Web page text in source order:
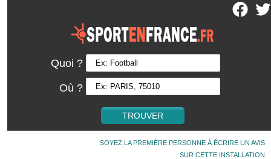
Quoi ?
Où ?
SOYEZ LA PREMIÈRE PERSONNE À ÉCRIRE UN AVIS
SUR CETTE INSTALLATION